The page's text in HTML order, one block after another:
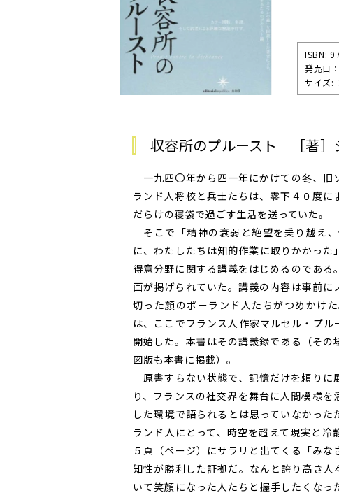
ISBN:
発売⽇
サイズ:
収容所のプルースト ［著］
一九四〇年から四一年にかけての冬、
ランド人将校と兵士たちは、零下４０度
だらけの寝袋で過ごす生活を送っていた。
そこで「精神の衰弱と絶望を乗り越え
に、わたしたちは知的作業に取りかかっ
得意分野に関する講義をはじめるのであ
画が掲げられていた。講義の内容は事前
切った顔のポーランド人たちがつめかけ
は、ここでフランス人作家マルセル・プ
開始した。本書はその講義録である（そ
図版も本書に掲載）。
原書すらない状態で、記憶だけを頼りに
り、フランスの社交界を舞台に人間模様
した環境で語られるとは思っていなかっ
ランド人にとって、時空を超えて現実と
５頁（ページ）にサラリと出てくる「み
知性が勝利した証拠だ。なんと誇り高き
いて笑顔になった人たちと握手したくな